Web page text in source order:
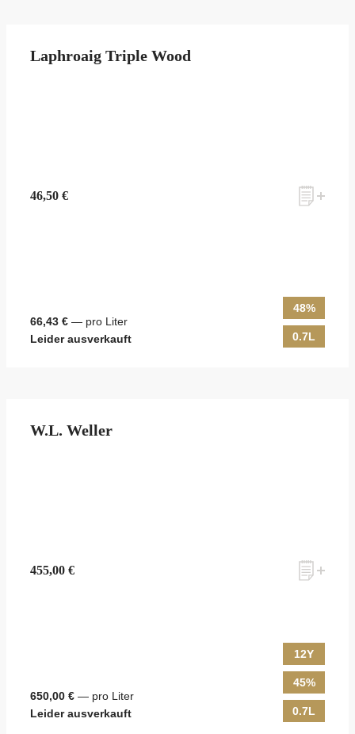
Laphroaig Triple Wood
46,50 €
66,43 € — pro Liter
Leider ausverkauft
48%
0.7L
W.L. Weller
455,00 €
650,00 € — pro Liter
Leider ausverkauft
12Y
45%
0.7L